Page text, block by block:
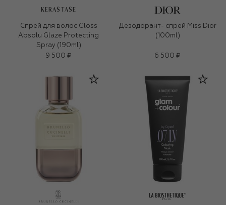
KERASTASE
Cпрей для волоc Gloss
Absolu Glaze Protecting
Spray (190ml)
9 500 ₽
Дезодорант- спрей Miss Dior
(100ml)
6 500 ₽